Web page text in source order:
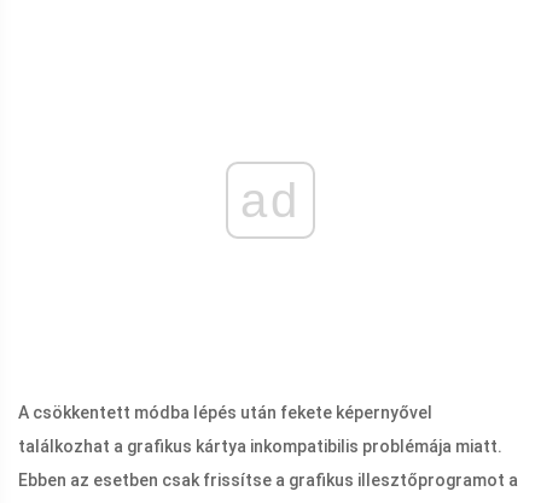
ad
A csökkentett módba lépés után fekete képernyővel
találkozhat a grafikus kártya inkompatibilis problémája miatt.
Ebben az esetben csak frissítse a grafikus illesztőprogramot a